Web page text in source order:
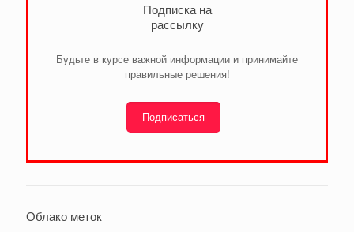
Подписка на
рассылку
Будьте в курсе важной информации и принимайте
правильные решения!
Подписаться
Облако меток